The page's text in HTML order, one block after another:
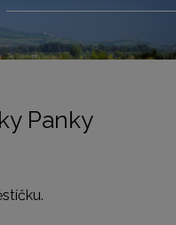
Panky